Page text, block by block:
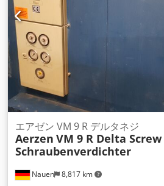
Nauen 8,817 km
エアゼン VM 9 R デルタネジ
Aerzen VM 9 R Delta Screw
Schraubenverdichter